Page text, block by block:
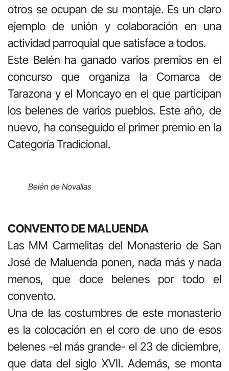
otros se ocupan de su montaje. Es un claro
ejemplo de unión y colaboración en una
actividad parroquial que satisface a todos.
Este Belén ha ganado varios premios en el
concurso que organiza la Comarca de
Tarazona y el Moncayo en el que participan
los belenes de varios pueblos. Este año, de
nuevo, ha conseguido el primer premio en la
Categoría Tradicional.
Belén de Novallas
CONVENTO DE MALUENDA
Las MM Carmelitas del Monasterio de San
José de Maluenda ponen, nada más y nada
menos, que doce belenes por todo el
convento.
Una de las costumbres de este monasterio
es la colocación en el coro de uno de esos
belenes -el más grande- el 23 de diciembre,
que data del siglo XVII. Además, se monta